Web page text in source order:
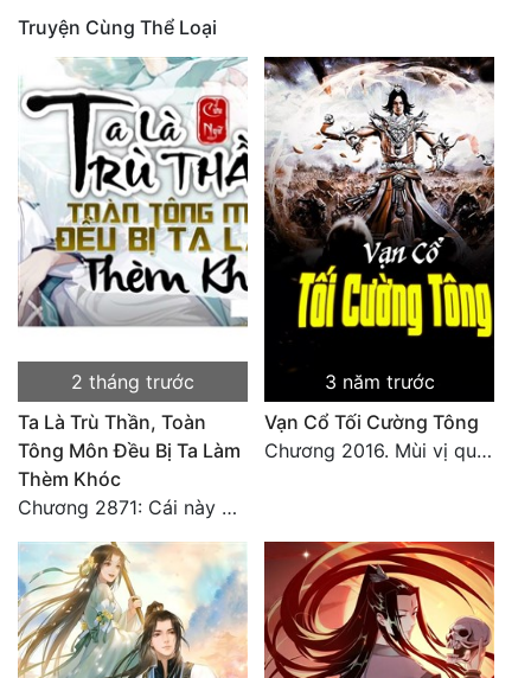
Huyền Nghi
Huyền Ảo
Hài Hước
Hệ Thống
Học Đường
Khoa Huyễn
Kiếm Hiệp
Kỳ Huyễn
Linh Dị
Làm Giàu
Truyện Cùng Thể Loại
2 tháng trước
Ta Là Trù Thần, Toàn
Tông Môn Đều Bị Ta Làm
Thèm Khóc
Chương 2871: Cái này đánh nhẹ nhõm a
3 năm trước
Vạn Cổ Tối Cường Tông
Chương 2016. Mùi vị quen thuộc